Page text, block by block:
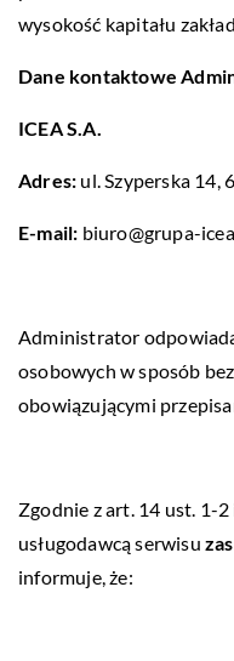
wysokość kapitału
Dane kontaktowe
ICEA S.A.
Adres: ul. Szyperska 14,
E-mail: biuro@grupa-
Administrator
osobowych w sposób
obowiązującymi
Zgodnie z art. 14 ust. 1-2
usługodawcą serwisu
informuje, że: